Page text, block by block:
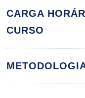
Análise de
Oculto
CARGA
CURSO